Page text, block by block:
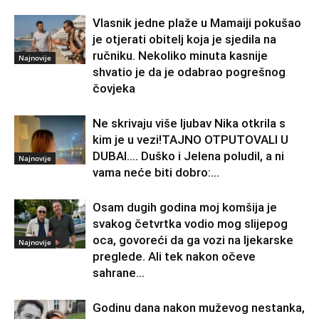
Najnovije
Vlasnik jedne plaže u Mamaiji pokušao
je otjerati obitelj koja je sjedila na
ručniku. Nekoliko minuta kasnije
shvatio je da je odabrao pogrešnog
čovjeka
Najnovije
Ne skrivaju više ljubav Nika otkrila s
kim je u vezi!TAJNO OTPUTOVALI U
DUBAI…. Duško i Jelena poludil, a ni
vama neće biti dobro:...
Najnovije
Osam dugih godina moj komšija je
svakog četvrtka vodio mog slijepog
oca, govoreći da ga vozi na ljekarske
preglede. Ali tek nakon očeve
sahrane...
Godinu dana nakon muževog nestanka,